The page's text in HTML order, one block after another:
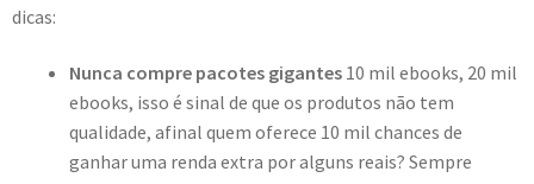
dicas:
Nunca compre pacotes gigantes 10 mil ebooks, 20 mil
ebooks, isso é sinal de que os produtos não tem
qualidade, afinal quem oferece 10 mil chances de
ganhar uma renda extra por alguns reais? Sempre